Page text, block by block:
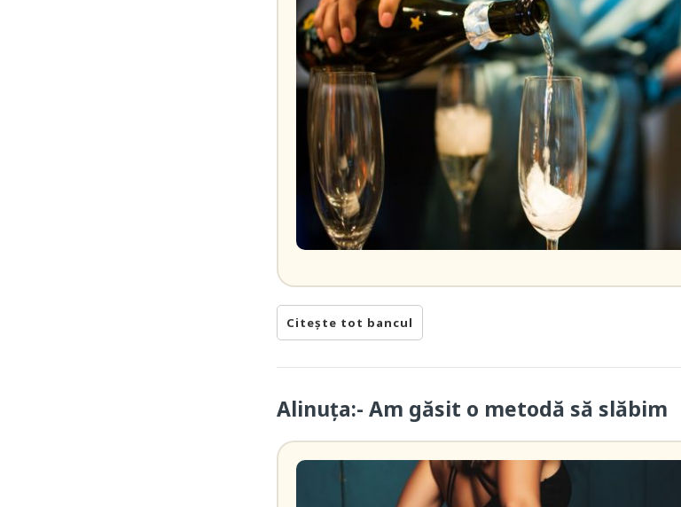
Citește tot bancul
Alinuța:- Am găsit o metodă să slăbim